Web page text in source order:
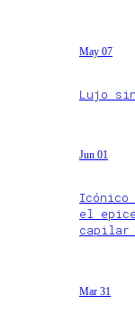
May 07
Lujo
Jun 01
el
capilar
Mar 31